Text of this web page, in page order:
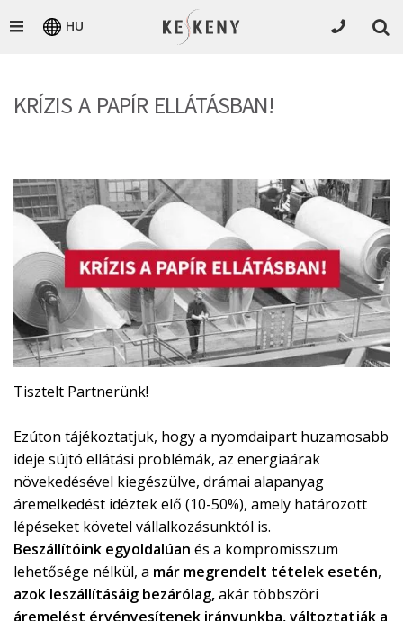
HU
KRÍZIS A PAPÍR ELLÁTÁSBAN!
Tisztelt Partnerünk!
Ezúton tájékoztatjuk, hogy a nyomdaipart huzamosabb
ideje sújtó ellátási problémák, az energiaárak
növekedésével kiegészülve, drámai alapanyag
áremelkedést idéztek elő (10-50%), amely határozott
lépéseket követel vállalkozásunktól is.
Beszállítóink egyoldalúan és a kompromisszum
lehetősége nélkül, a már megrendelt tételek esetén,
azok leszállításáig bezárólag,akár többszöri
áremelést érvényesítenek irányunkba, változtatják a